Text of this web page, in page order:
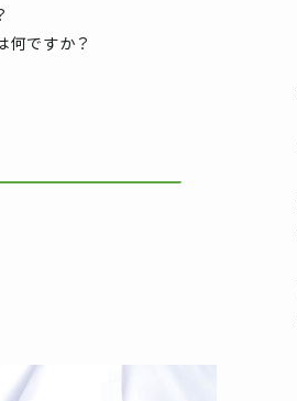
何ですか？